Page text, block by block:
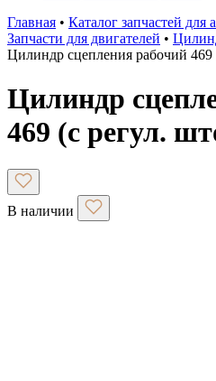
Главная • Каталог запчастей
Запчасти для двигателей •
Цилиндр сцепления рабочий 469
Цилиндр
469 (с регул.
В наличии